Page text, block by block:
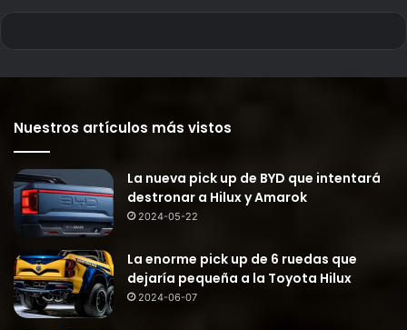
Nuestros artículos más vistos
La nueva pick up de BYD que intentará
destronar a Hilux y Amarok
2024-05-22
La enorme pick up de 6 ruedas que
dejaría pequeña a la Toyota Hilux
2024-06-07